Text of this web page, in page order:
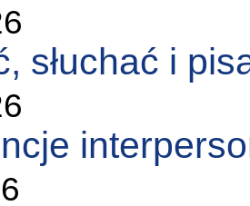
słuchać i